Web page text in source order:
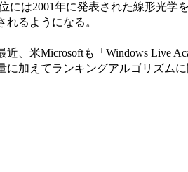
には2001年に発表された線形光学
るようになる。
、米Microsoftも「Windows Live
に加えてランキングアルゴリズム